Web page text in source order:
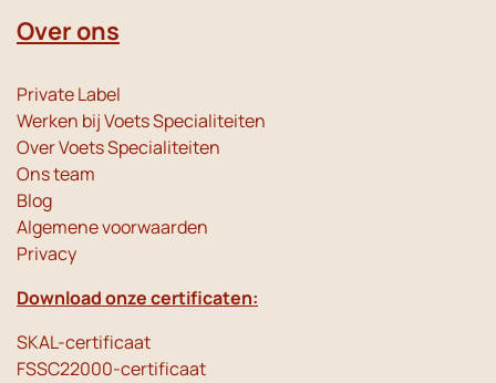
Over ons
Private Label
Werken bij Voets Specialiteiten
Over Voets Specialiteiten
Ons team
Blog
Algemene voorwaarden
Privacy
Download onze certificaten:
SKAL-certificaat
FSSC22000-certificaat